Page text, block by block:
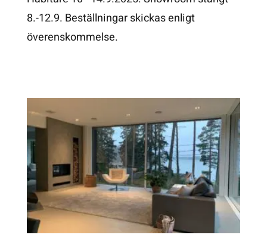
8.-12.9. Beställningar skickas enligt
överenskommelse.